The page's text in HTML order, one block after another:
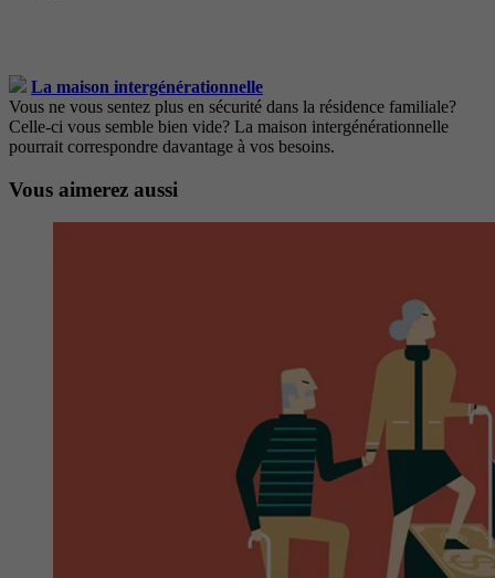
La maison intergénérationnelle
Vous ne vous sentez plus en sécurité dans la résidence familiale?
Celle-ci vous semble bien vide? La maison intergénérationnelle
pourrait correspondre davantage à vos besoins.
Vous aimerez aussi